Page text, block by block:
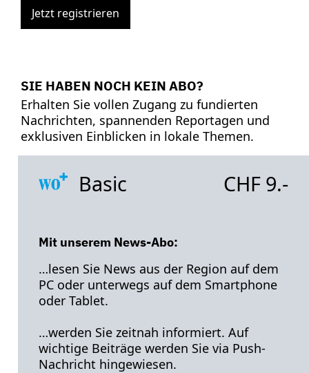
Jetzt registrieren
SIE HABEN NOCH KEIN ABO?
Erhalten Sie vollen Zugang zu fundierten
Nachrichten, spannenden Reportagen und
exklusiven Einblicken in lokale Themen.
Basic CHF 9.-
Mit unserem News-Abo:
…lesen Sie News aus der Region auf dem
PC oder unterwegs auf dem Smartphone
oder Tablet.
…werden Sie zeitnah informiert. Auf
wichtige Beiträge werden Sie via Push-
Nachricht hingewiesen.